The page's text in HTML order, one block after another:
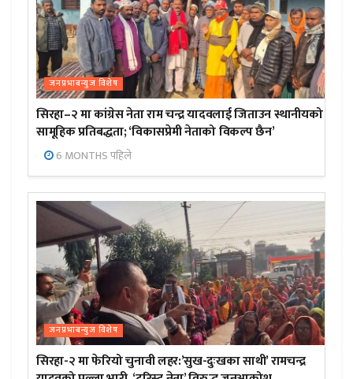
जनप्रभाबन्युज विशेष
सिरहा–२ मा कांग्रेस नेता राम चन्द्र यादवलाई जिताउन स्थानीयको
सामूहिक प्रतिबद्धता; ‘विकासप्रेमी नेताको विकल्प छैन’
6 MONTHS पहिले
जनप्रभाबन्युज विशेष
सिरहा-२ मा फेरियो चुनावी लहर:’सुख-दुःखका साथी’ रामचन्द्र